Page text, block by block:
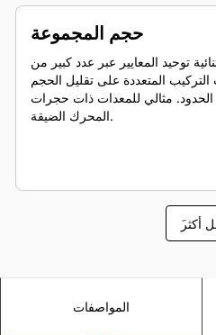
حجم المجموعة
توحيد المعايير عبر عدد كبير من
خيارات التركيب المتعددة على تقليل الحجم
الإجمالي للمجموعة إلى أدنى الحدود. مثالي للمعدات ذات حجرات
المحرك الضيقة.
أكثر
المواصفات